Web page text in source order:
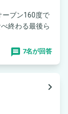
ーブン160度で
終わる最後ら
7名が回答
navigate_next